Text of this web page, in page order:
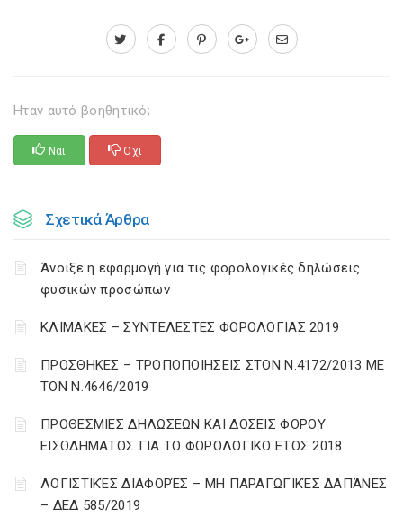
Ηταν αυτό βοηθητικό;
Ναι Οχι
Σχετικά Άρθρα
Άνοιξε η εφαρμογή για τις φορολογικές δηλώσεις
φυσικών προσώπων
ΚΛΙΜΑΚΕΣ – ΣΥΝΤΕΛΕΣΤΕΣ ΦΟΡΟΛΟΓΙΑΣ 2019
ΠΡΟΣΘΗΚΕΣ – ΤΡΟΠΟΠΟΙΗΣΕΙΣ ΣΤΟΝ Ν.4172/2013 ΜΕ
ΤΟΝ Ν.4646/2019
ΠΡΟΘΕΣΜΙΕΣ ΔΗΛΩΣΕΩΝ ΚΑΙ ΔΟΣΕΙΣ ΦΟΡΟΥ
ΕΙΣΟΔΗΜΑΤΟΣ ΓΙΑ ΤΟ ΦΟΡΟΛΟΓΙΚΟ ΕΤΟΣ 2018
ΛΟΓΙΣΤΙΚΈΣ ΔΙΑΦΟΡΈΣ – ΜΗ ΠΑΡΑΓΩΓΙΚΈΣ ΔΑΠΆΝΕΣ
– ΔΕΔ 585/2019